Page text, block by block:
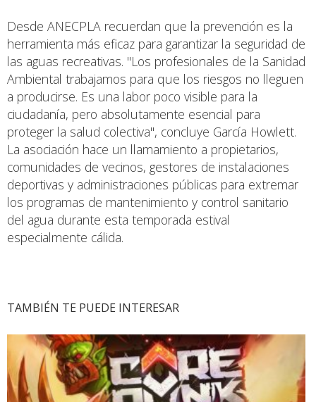
Desde ANECPLA recuerdan que la prevención es la
herramienta más eficaz para garantizar la seguridad de
las aguas recreativas. "Los profesionales de la Sanidad
Ambiental trabajamos para que los riesgos no lleguen
a producirse. Es una labor poco visible para la
ciudadanía, pero absolutamente esencial para
proteger la salud colectiva", concluye García Howlett.
La asociación hace un llamamiento a propietarios,
comunidades de vecinos, gestores de instalaciones
deportivas y administraciones públicas para extremar
los programas de mantenimiento y control sanitario
del agua durante esta temporada estival
especialmente cálida.
TAMBIÉN TE PUEDE INTERESAR